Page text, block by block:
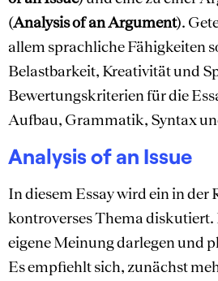
(Analysis of an Argument).
allem sprachliche Fähigkeiten
Belastbarkeit, Kreativität und
Bewertungskriterien für die
Aufbau, Grammatik, Syntax
Analysis of an Issue
In diesem Essay wird ein in der
kontroverses Thema diskutiert.
eigene Meinung darlegen und
Es empfiehlt sich, zunächst